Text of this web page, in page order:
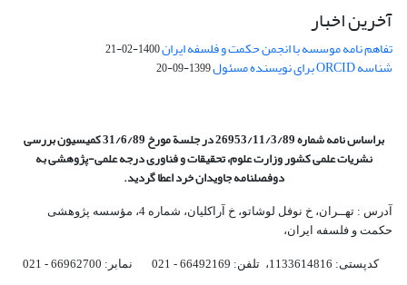
آخرین اخبار
تفاهم نامه موسسه با انجمن حکمت و فلسفه ایران1400-02-21
شناسه ORCID برای نویسنده مسئول 1399-09-20
براساس نامه شماره 26953/11/3/89 در جلسة مورخ 31/6/89 کمیسیون
بررسی
نشریات علمی کشور وزارت علوم، تحقیقات و فناوری درجه علمی‌-پژوهشیبه
دوفصلنامه جاویدان خرد اعطا گردید.
آدرس : تهــران، خ نوفل لوشاتو، خ آراکلیان، شماره 4،‌ مؤسسه پژوهشی
حکمت و فلسفه ایران،‌
کدپستی: 1133614816، تلفن: 66492169 - 021 نمابر: 66962700 - 021